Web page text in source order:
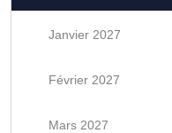
Janvier 2027
Février 2027
Mars 2027